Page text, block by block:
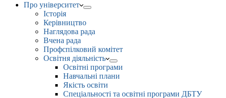
Про університет
Історія
Керівництво
Наглядова рада
Вчена рада
Профспілковий комітет
Освітня діяльність
Освітні програми
Навчальні плани
Якість освіти
Спеціальності та освітні програми ДБТУ